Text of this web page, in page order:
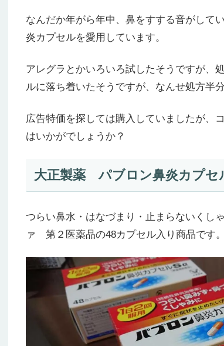
なんだか年がら年中、鼻をすする音がして
炎カプセルを愛用しています。
アレグラとかいろいろ試したそうですが、
ルに落ち着いたそうですが、なんせ処方半
広告特価を探しては購入していましたが、
はいかがでしょうか？
大正製薬 パブロン鼻炎カプセ
つらい鼻水・はなづまり・止まらないくし
ァ 第２医薬品の48カプセル入り商品です。